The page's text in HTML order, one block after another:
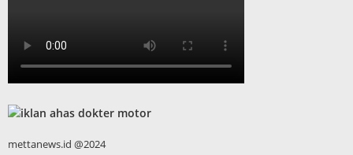
mettanews.id @2024